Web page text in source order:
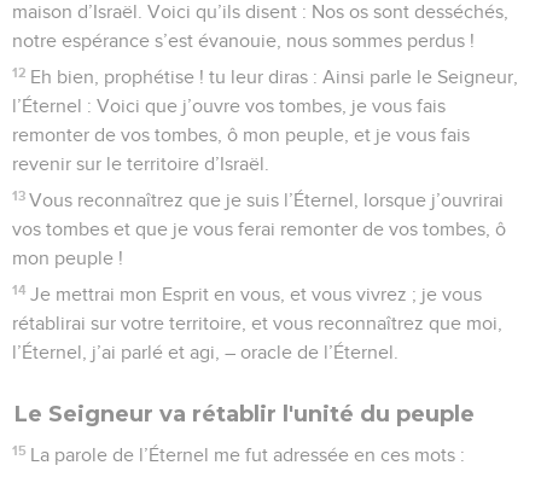
maison d’Israël. Voici qu’ils disent : Nos os sont desséchés,
notre espérance s’est évanouie, nous sommes perdus !
12 Eh bien, prophétise ! tu leur diras : Ainsi parle le Seigneur,
l’Éternel : Voici que j’ouvre vos tombes, je vous fais
remonter de vos tombes, ô mon peuple, et je vous fais
revenir sur le territoire d’Israël.
13 Vous reconnaîtrez que je suis l’Éternel, lorsque j’ouvrirai
vos tombes et que je vous ferai remonter de vos tombes, ô
mon peuple !
14 Je mettrai mon Esprit en vous, et vous vivrez ; je vous
rétablirai sur votre territoire, et vous reconnaîtrez que moi,
l’Éternel, j’ai parlé et agi, – oracle de l’Éternel.
Le Seigneur va rétablir l'unité du peuple
15 La parole de l’Éternel me fut adressée en ces mots :